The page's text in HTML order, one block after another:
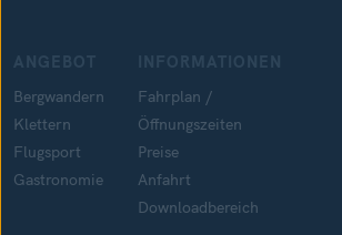
Bergwandern
Klettern
Flugsport
Gastronomie
Fahrplan /
Öffnungszeiten
Preise
Anfahrt
Downloadbereich